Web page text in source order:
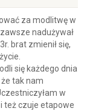
za modlitwę w
nadużywał
brat zmienił się,
się każdego dnia
tak nam
w
też czuje etapowe